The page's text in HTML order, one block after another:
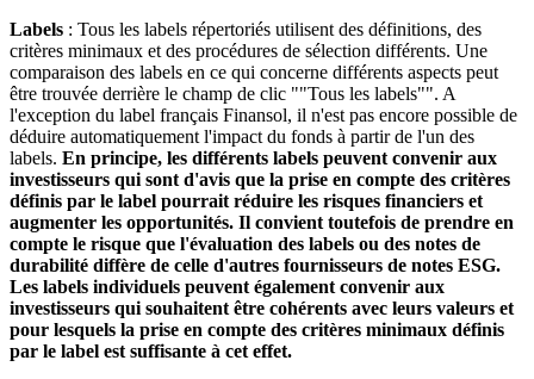
Labels : Tous les labels répertoriés utilisent des définitions, des
critères minimaux et des procédures de sélection différents. Une
comparaison des labels en ce qui concerne différents aspects peut
être trouvée derrière le champ de clic ""Tous les labels"". A
l'exception du label français Finansol, il n'est pas encore possible de
déduire automatiquement l'impact du fonds à partir de l'un des
labels. En principe, les différents labels peuvent convenir aux
investisseurs qui sont d'avis que la prise en compte des critères
définis par le label pourrait réduire les risques financiers et
augmenter les opportunités. Il convient toutefois de prendre en
compte le risque que l'évaluation des labels ou des notes de
durabilité diffère de celle d'autres fournisseurs de notes ESG.
Les labels individuels peuvent également convenir aux
investisseurs qui souhaitent être cohérents avec leurs valeurs et
pour lesquels la prise en compte des critères minimaux définis
par le label est suffisante à cet effet.